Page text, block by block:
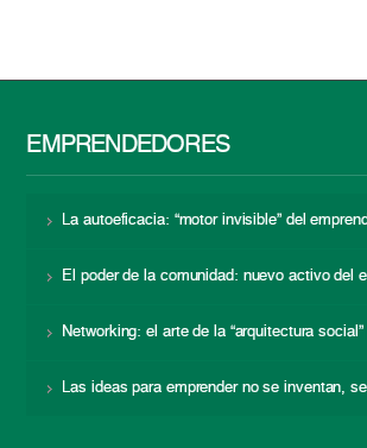
EMPRENDEDORES
La autoeficacia: “motor invisible” del
El poder de la comunidad: nuevo activo del
Networking: el arte de la “arquitectura
Las ideas para emprender no se inventan,